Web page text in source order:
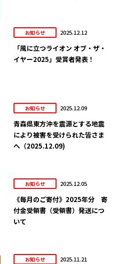
お知らせ 2025.12.12
「風に立つライオン オブ・ザ・
イヤー2025」受賞者発表！
お知らせ 2025.12.09
青森県東方沖を震源とする地震
により被害を受けられた皆さま
へ（2025.12.09)
お知らせ 2025.12.05
《毎月のご寄付》2025年分 寄
付金受領書（受領書）発送につ
いて
お知らせ 2025.11.21